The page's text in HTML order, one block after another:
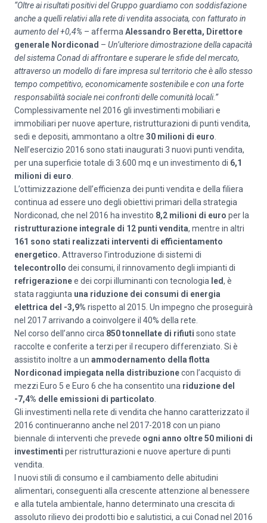
“Oltre ai risultati positivi del Gruppo guardiamo con soddisfazione
anche a quelli relativi alla rete di vendita associata, con fatturato in
aumento del +0,4% – afferma Alessandro Beretta, Direttore
generale Nordiconad – Un’ulteriore dimostrazione della capacità
del sistema Conad di affrontare e superare le sfide del mercato,
attraverso un modello di fare impresa sul territorio che è allo stesso
tempo competitivo, economicamente sostenibile e con una forte
responsabilità sociale nei confronti delle comunità locali.”
Complessivamente nel 2016 gli investimenti mobiliari e
immobiliari per nuove aperture, ristrutturazioni di punti vendita,
sedi e depositi, ammontano a oltre 30 milioni di euro
Nell’esercizio 2016 sono stati inaugurati 3 nuovi punti vendita,
per una superficie totale di 3.600 mq e un investimento di 6,1
milioni di euro
L’ottimizzazione dell’efficienza dei punti vendita e della filiera
continua ad essere uno degli obiettivi primari della strategia
Nordiconad, che nel 2016 ha investito 8,2 milioni di euro per la
ristrutturazione integrale di 12 punti vendita, mentre in altri
161 sono stati realizzati interventi di efficientamento
energetico. Attraverso l’introduzione di sistemi di
telecontrollo dei consumi, il rinnovamento degli impianti di
refrigerazionee dei corpi illuminanti con tecnologia led, è
stata raggiunta una riduzione dei consumi di energia
elettrica del -3,9% rispetto al 2015. Un impegno che proseguirà
nel 2017 arrivando a coinvolgere il 40% della rete.
Nel corso dell’anno circa 850 tonnellate di rifiuti sono state
raccolte e conferite a terzi per il recupero differenziato. Si è
assistito inoltre a un ammodernamento della flotta
Nordiconad impiegata nella distribuzionecon l’acquisto di
mezzi Euro 5 e Euro 6 che ha consentito una riduzione del
-7,4% delle emissioni di particolato
Gli investimenti nella rete di vendita che hanno caratterizzato il
2016 continueranno anche nel 2017-2018 con un piano
biennale di interventi che prevede ogni anno oltre 50 milioni di
investimenti per ristrutturazioni e nuove aperture di punti
vendita.
I nuovi stili di consumo e il cambiamento delle abitudini
alimentari, conseguenti alla crescente attenzione al benessere
e alla tutela ambientale, hanno determinato una crescita di
assoluto rilievo dei prodotti bio e salutistici, a cui Conad nel 2016